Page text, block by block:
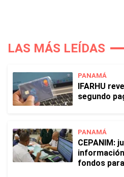
LAS MÁS LEÍDAS
PANAMÁ
IFARHU
segundo
PANAMÁ
CEPANIM:
fondos